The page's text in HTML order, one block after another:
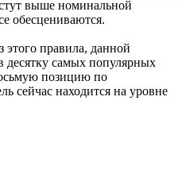
выше номинальной
обесцениваются.
этого правила, данной
десятку самых популярных
позицию по
сейчас находится на уровне